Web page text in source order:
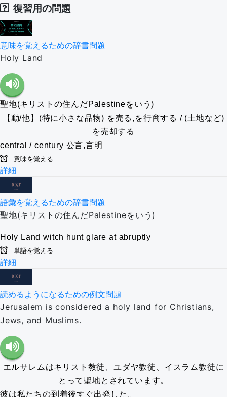
復習用の問題
意味を覚えるための辞書問題
Holy Land
聖地(キリストの住んだPalestineをいう)
【動/他】(特に小さな品物) を売る,を行商する / (土地など)
を売却する
central / century 公言,言明
意味を覚える
詳細
語彙を覚えるための辞書問題
聖地(キリストの住んだPalestineをいう)
Holy Land witch hunt glare at abruptly
単語を覚える
詳細
読めるようになるための例文問題
Jerusalem is considered a holy land for Christians,
Jews, and Muslims.
エルサレムはキリスト教徒、ユダヤ教徒、イスラム教徒に
とって聖地とされています。
彼は私たちの到着後すぐ出発した。